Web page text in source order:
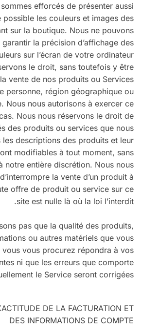
efforcés de présenter aussi
possible les couleurs et images des
sur la boutique. Nous ne pouvons
la précision d’affichage des
sur l’écran de votre ordinateur.
le droit, sans toutefois y être
vente de nos produits ou Services
personne, région géographique ou
Nous nous autorisons à exercer ce
Nous nous réservons le droit de
des produits ou services que nous
les descriptions des produits et leur
modifiables à tout moment, sans
notre entière discrétion. Nous nous
la vente d’un produit à
offre de produit ou service sur ce
site est nulle là où la loi l’interdit.
pas que la qualité des produits,
ou autres matériels que vous
vous vous procurez répondra à vos
ni que les erreurs que comporte
le Service seront corrigées.
DE LA FACTURATION ET
DES INFORMATIONS DE COMPTE